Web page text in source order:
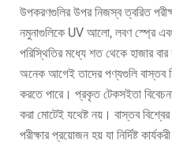
উপকরণগুলির উপর নিজস্ব ত্বরিত
নমুনাগুলিকে UV আলো, লবণ স্প্রে
পরিস্থিতির মধ্যে শত থেকে হাজার
অনেক আগেই তাদের পণ্যগুলি বাস্তব
করতে পারে। প্রকৃত টেকসইতা
করা মোটেই যথেষ্ট নয়। বাস্তব
পরীক্ষার প্রয়োজন হয় যা নির্দিষ্ট